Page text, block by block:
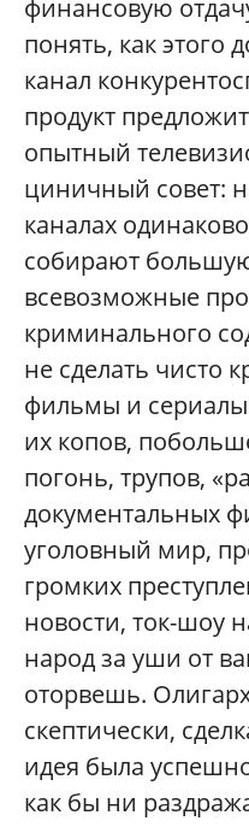
финансовую
понять, как этого
канал
продукт
опытный
циничный совет:
каналах
собирают
всевозможные
криминального
не сделать чисто
фильмы и
их копов,
погонь, трупов,
документальных
уголовный мир,
громких
новости, ток-шоу
народ за уши от
оторвешь.
скептически,
идея была
как бы ни